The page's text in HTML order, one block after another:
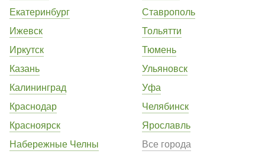
Екатеринбург
Ижевск
Иркутск
Казань
Калининград
Краснодар
Красноярск
Набережные Челны
Ставрополь
Тольятти
Тюмень
Ульяновск
Уфа
Челябинск
Ярославль
Все города